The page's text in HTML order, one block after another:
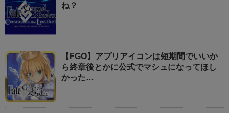
ね？
【FGO】アプリアイコンは短期間でいいか
ら終章後とかに公式でマシュになってほし
かった…